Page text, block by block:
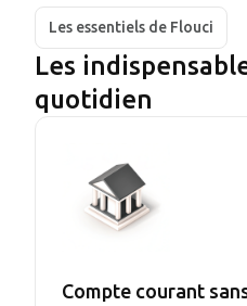
Les essentiels de Flouci
Les
quotidien
Compte courant